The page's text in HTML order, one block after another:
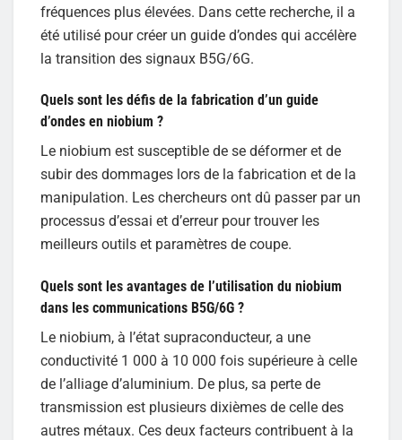
fréquences plus élevées. Dans cette recherche, il a
été utilisé pour créer un guide d’ondes qui accélère
la transition des signaux B5G/6G.
Quels sont les défis de la fabrication d’un guide
d’ondes en niobium ?
Le niobium est susceptible de se déformer et de
subir des dommages lors de la fabrication et de la
manipulation. Les chercheurs ont dû passer par un
processus d’essai et d’erreur pour trouver les
meilleurs outils et paramètres de coupe.
Quels sont les avantages de l’utilisation du niobium
dans les communications B5G/6G ?
Le niobium, à l’état supraconducteur, a une
conductivité 1 000 à 10 000 fois supérieure à celle
de l’alliage d’aluminium. De plus, sa perte de
transmission est plusieurs dixièmes de celle des
autres métaux. Ces deux facteurs contribuent à la